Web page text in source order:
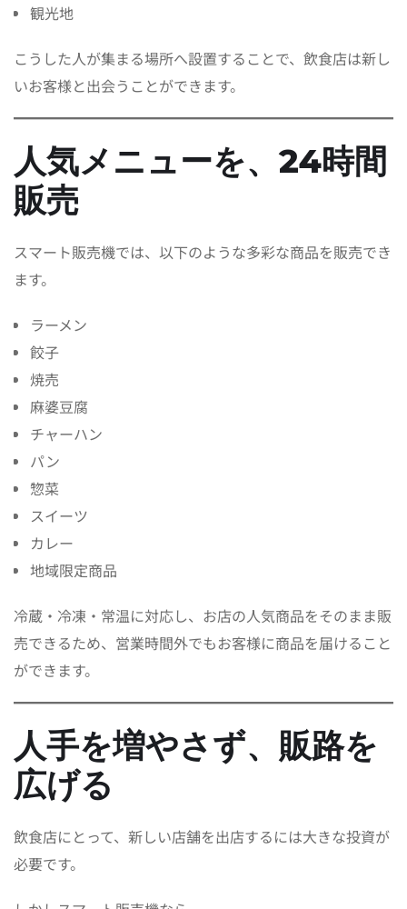
観光地
こうした人が集まる場所へ設置することで、飲食店は新し
いお客様と出会うことができます。
人気メニューを、24時間
販売
スマート販売機では、以下のような多彩な商品を販売でき
ます。
ラーメン
餃子
焼売
麻婆豆腐
チャーハン
パン
惣菜
スイーツ
カレー
地域限定商品
冷蔵・冷凍・常温に対応し、お店の人気商品をそのまま販
売できるため、営業時間外でもお客様に商品を届けること
ができます。
人手を増やさず、販路を
広げる
飲食店にとって、新しい店舗を出店するには大きな投資が
必要です。